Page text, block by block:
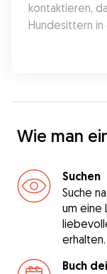
kontaktieren,
Hundesittern
Wie man
Suchen
Suche
um eine
erhalten.
Buch